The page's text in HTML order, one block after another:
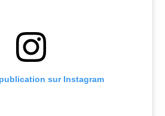
sur Instagram